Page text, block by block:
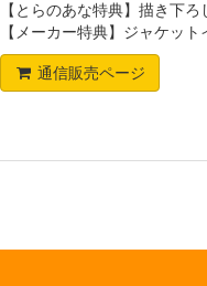
【とらのあな特典】描き下
【メーカー特典】ジャケッ
通信販売ページ